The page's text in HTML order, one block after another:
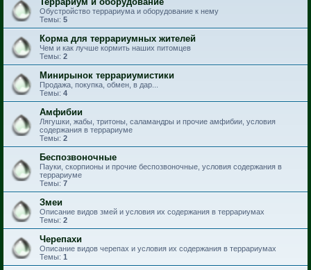
Обустройство террариума и оборудование к нему
Темы: 5
Корма для террариумных жителей
Чем и как лучше кормить наших питомцев
Темы: 2
Минирынок террариумистики
Продажа, покупка, обмен, в дар...
Темы: 4
Амфибии
Лягушки, жабы, тритоны, саламандры и прочие амфибии, условия
содержания в террариуме
Темы: 2
Беспозвоночные
Пауки, скорпионы и прочие беспозвоночные, условия содержания в
террариуме
Темы: 7
Змеи
Описание видов змей и условия их содержания в террариумах
Темы: 2
Черепахи
Описание видов черепах и условия их содержания в террариумах
Темы: 1